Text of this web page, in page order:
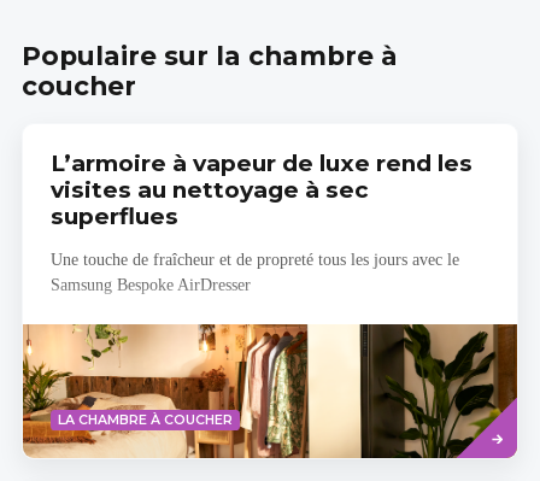
Populaire sur la chambre à
coucher
L’armoire à vapeur de luxe rend les
visites au nettoyage à sec
superflues
Une touche de fraîcheur et de propreté tous les jours avec le
Samsung Bespoke AirDresser
LA CHAMBRE À COUCHER
Savoir
plus